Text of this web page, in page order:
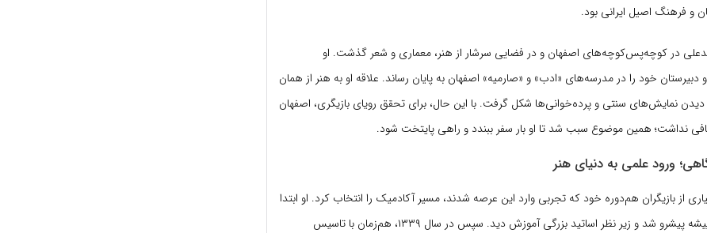
و فرهنگ اصیل ایرانی بود.
در کوچه‌پس‌کوچه‌های اصفهان و در فضایی سرشار از هنر، معماری و شعر گذشت. او
دبیرستان خود را در مدرسه‌های «ادب» و «صارمیه» اصفهان به پایان رساند. علاقه او به هنر از همان
دیدن نمایش‌های سنتی و پرده‌خوانی‌ها شکل گرفت. با این حال، برای تحقق رویای بازیگری، اصفهان
ورود علمی به دنیای هنر
از بازیگران هم‌دوره خود که تجربی وارد این عرصه شدند، مسیر آکادمیک را انتخاب کرد. او ابتدا
شد و زیر نظر اساتید بزرگی آموزش دید. سپس در سال ۱۳۳۹، هم‌زمان با تاسیس